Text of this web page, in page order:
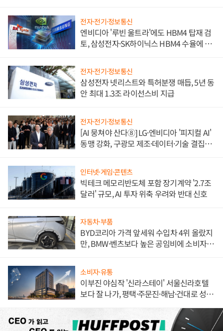
전자·전기·정보통신
엔비디아 '루빈 울트라'에도 HBM4 탑재 검
토, 삼성전자·SK하이닉스 HBM4 수율에 주
전자·전기·정보통신
삼성전자 넷리스트와 특허분쟁 매듭, 5년 동
안 최대 1.3조 라이선스비 지급
전자·전기·정보통신
[AI 뭉쳐야 산다⑧] LG·엔비디아 '피지컬 AI'
동맹 강화, 구광모 제조·데이터·기술 결집
인터넷·게임·콘텐츠
빅테크 메모리반도체 포함 장기계약 '2.7조
달러' 규모, AI 투자 위축 우려와 반대 신호
자동차·부품
BYD코리아 가격 앞세워 수입차 4위 올랐지
만, BMW·벤츠보다 높은 공임비에 소비자
소비자·유통
이부진 야심작 '신라스테이' 서울신라호텔
보다 잘 나가, 평택·주문진·해남·건대로 성